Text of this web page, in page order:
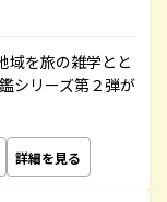
域を旅の雑学とと
シリーズ第２弾が
詳細を見る